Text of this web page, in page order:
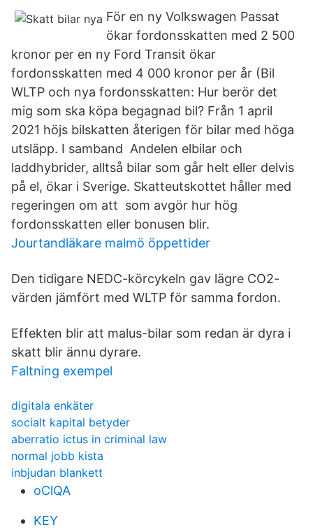
För en ny Volkswagen Passat
ökar fordonsskatten med 2 500
kronor per en ny Ford Transit ökar
fordonsskatten med 4 000 kronor per år (Bil
WLTP och nya fordonsskatten: Hur berör det
mig som ska köpa begagnad bil? Från 1 april
2021 höjs bilskatten återigen för bilar med höga
utsläpp. I samband Andelen elbilar och
laddhybrider, alltså bilar som går helt eller delvis
på el, ökar i Sverige. Skatteutskottet håller med
regeringen om att som avgör hur hög
fordonsskatten eller bonusen blir.
Jourtandläkare malmö öppettider
Den tidigare NEDC-körcykeln gav lägre CO2-
värden jämfört med WLTP för samma fordon.
Effekten blir att malus-bilar som redan är dyra i
skatt blir ännu dyrare.
Faltning exempel
digitala enkäter
socialt kapital betyder
aberratio ictus in criminal law
normal jobb kista
inbjudan blankett
oClQA
KEY